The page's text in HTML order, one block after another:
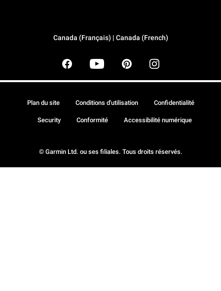
Canada (Français) | Canada (French)
© Garmin Ltd. ou ses filiales. Tous droits réservés.
Plan du site Conditions d'utilisation Confidentialité
Security Conformité Accessibilité numérique